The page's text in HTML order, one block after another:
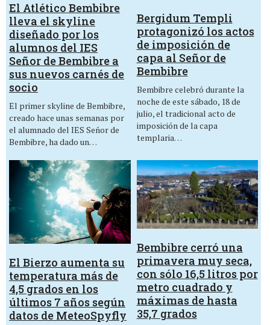
El Atlético Bembibre
lleva el skyline
diseñado por los
alumnos del IES
Señor de Bembibre a
sus nuevos carnés de
socio
El primer skyline de Bembibre,
creado hace unas semanas por
el alumnado del IES Señor de
Bembibre, ha dado un…
Bergidum Templi
protagonizó los actos
de imposición de
capa al Señor de
Bembibre
Bembibre celebró durante la
noche de este sábado, 18 de
julio, el tradicional acto de
imposición de la capa
templaria…
El Bierzo aumenta su
temperatura más de
4,5 grados en los
últimos 7 años según
datos de MeteoSpyfly
Bembibre cerró una
primavera muy seca,
con sólo 16,5 litros por
metro cuadrado y
máximas de hasta
35,7 grados